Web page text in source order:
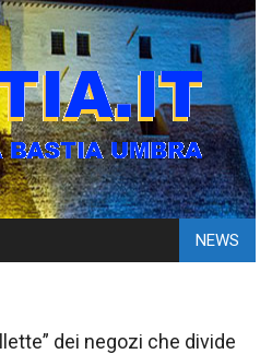
NEWS
dei negozi che divide